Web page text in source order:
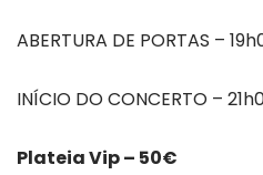
ABERTURA DE PORTAS –
INÍCIO DO CONCERTO –
Plateia Vip – 50€